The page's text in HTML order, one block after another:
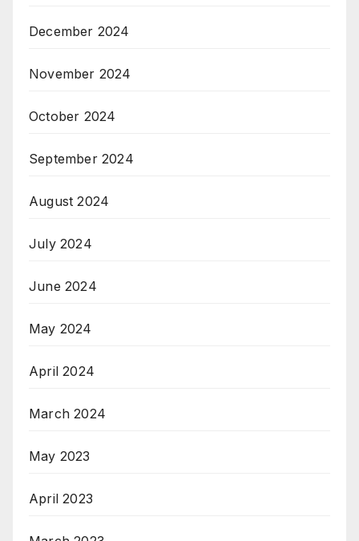
December 2024
November 2024
October 2024
September 2024
August 2024
July 2024
June 2024
May 2024
April 2024
March 2024
May 2023
April 2023